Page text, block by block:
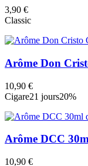
3,90 €
Classic
Arôme Don
10,90 €
Cigare21 jours20%
Arôme DCC
10,90 €